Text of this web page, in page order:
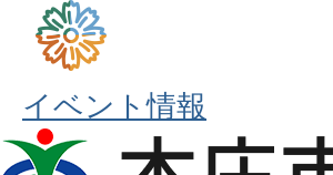
イベント情報
本